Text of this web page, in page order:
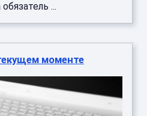
...
моменте